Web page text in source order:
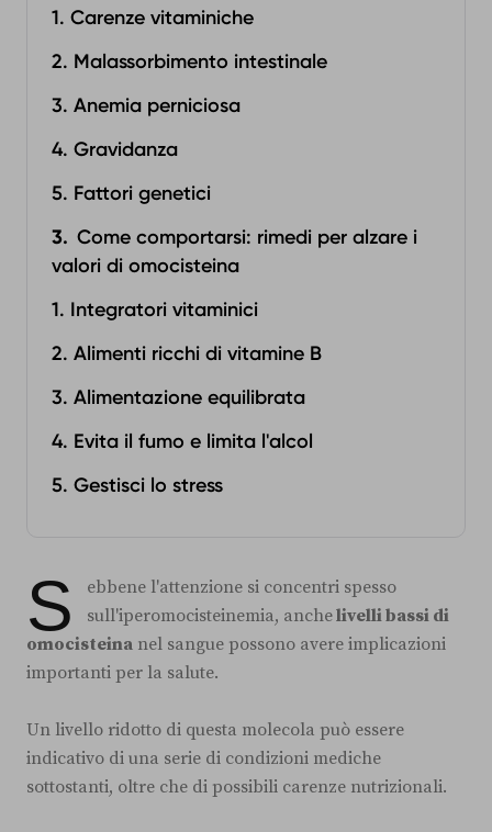
1. Carenze vitaminiche
2. Malassorbimento intestinale
3. Anemia perniciosa
4. Gravidanza
5. Fattori genetici
Come comportarsi: rimedi per alzare i
valori di omocisteina
1. Integratori vitaminici
2. Alimenti ricchi di vitamine B
3. Alimentazione equilibrata
4. Evita il fumo e limita l'alcol
5. Gestisci lo stress
S
ebbene l'attenzione si concentri spesso
sull'iperomocisteinemia, anchelivelli bassi di
omocisteina nel sangue possono avere implicazioni
importanti per la salute.
Un livello ridotto di questa molecola può essere
indicativo di una serie di condizioni mediche
sottostanti, oltre che di possibili carenze nutrizionali.